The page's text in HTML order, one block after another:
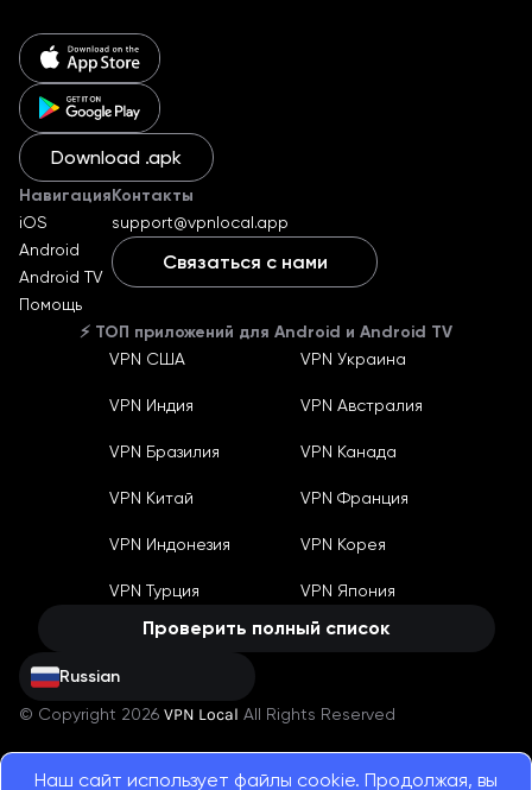
Download .apk
Навигация
iOS
Android
Android TV
Помощь
⚡️ ТОП приложений для Android и Android TV
VPN США VPN Украина
VPN Индия VPN Австралия
VPN Бразилия VPN Канада
VPN Китай VPN Франция
VPN Индонезия VPN Корея
VPN Турция VPN Япония
Проверить полный список
Контакты
support@vpnlocal.app
Связаться с нами
Russian
Ukraine
Russian
Español
Bahasa Indonesia
Français
Machine translate
Machine translate
Machine translate
China
Machine translate
© Copyright 2026 VPN Local All Rights Reserved
Наш сайт использует файлы cookie. Продолжая, вы